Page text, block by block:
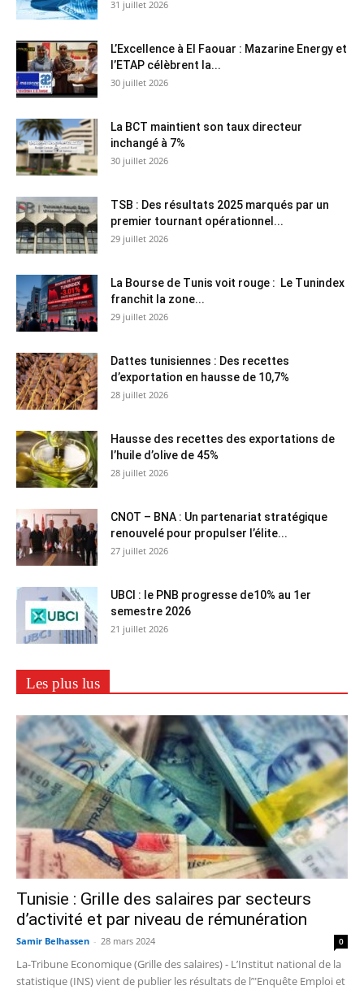
31 juillet 2026
L’Excellence à El Faouar : Mazarine Energy et
l’ETAP célèbrent la...
30 juillet 2026
La BCT maintient son taux directeur
inchangé à 7%
30 juillet 2026
TSB : Des résultats 2025 marqués par un
premier tournant opérationnel...
29 juillet 2026
La Bourse de Tunis voit rouge : Le Tunindex
franchit la zone...
29 juillet 2026
Dattes tunisiennes : Des recettes
d’exportation en hausse de 10,7%
28 juillet 2026
Hausse des recettes des exportations de
l’huile d’olive de 45%
28 juillet 2026
CNOT – BNA : Un partenariat stratégique
renouvelé pour propulser l’élite...
27 juillet 2026
UBCI : le PNB progresse de10% au 1er
semestre 2026
21 juillet 2026
Les plus lus
Tunisie : Grille des salaires par secteurs
d’activité et par niveau de rémunération
Samir Belhassen - 28 mars 2024 0
La-Tribune Economique (Grille des salaires) - L’Institut national de la
statistique (INS) vient de publier les résultats de l’"Enquête Emploi et